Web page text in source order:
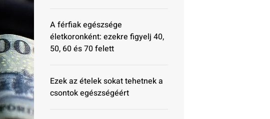
A férfiak egészsége
életkoronként: ezekre figyelj 40,
50, 60 és 70 felett
Ezek az ételek sokat tehetnek a
csontok egészségéért